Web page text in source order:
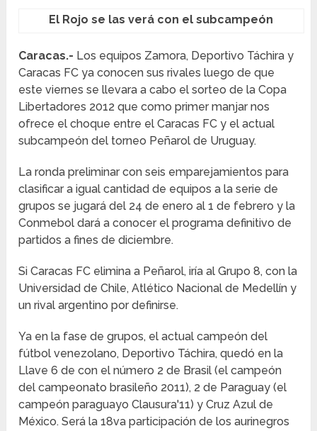
El Rojo se las verá con el subcampeón
Caracas.- Los equipos Zamora, Deportivo Táchira y
Caracas FC ya conocen sus rivales luego de que
este viernes se llevara a cabo el sorteo de la Copa
Libertadores 2012 que como primer manjar nos
ofrece el choque entre el Caracas FC y el actual
subcampeón del torneo Peñarol de Uruguay.
La ronda preliminar con seis emparejamientos para
clasificar a igual cantidad de equipos a la serie de
grupos se jugará del 24 de enero al 1 de febrero y la
Conmebol dará a conocer el programa definitivo de
partidos a fines de diciembre.
Si Caracas FC elimina a Peñarol, iría al Grupo 8, con la
Universidad de Chile, Atlético Nacional de Medellín y
un rival argentino por definirse.
Ya en la fase de grupos, el actual campeón del
fútbol venezolano, Deportivo Táchira, quedó en la
Llave 6 de con el número 2 de Brasil (el campeón
del campeonato brasileño 2011), 2 de Paraguay (el
campeón paraguayo Clausura'11) y Cruz Azul de
México. Será la 18va participación de los aurinegros